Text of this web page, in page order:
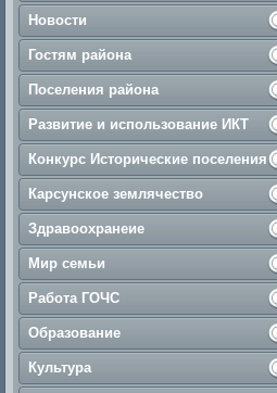
Новости
Гостям района
Поселения района
Развитие и использование ИКТ
Конкурс Исторические поселения
Карсунское землячество
Здравоохранеие
Мир семьи
Работа ГОЧС
Образование
Культура